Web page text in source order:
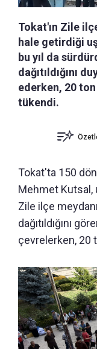
Tokat'ın Zile
hale getirdiği
bu yıl da
dağıtıldığını
ederken, 20
tükendi.
Tokat'ta 150
Mehmet Kutsal,
Zile ilçe
dağıtıldığını
çevrelerken, 20